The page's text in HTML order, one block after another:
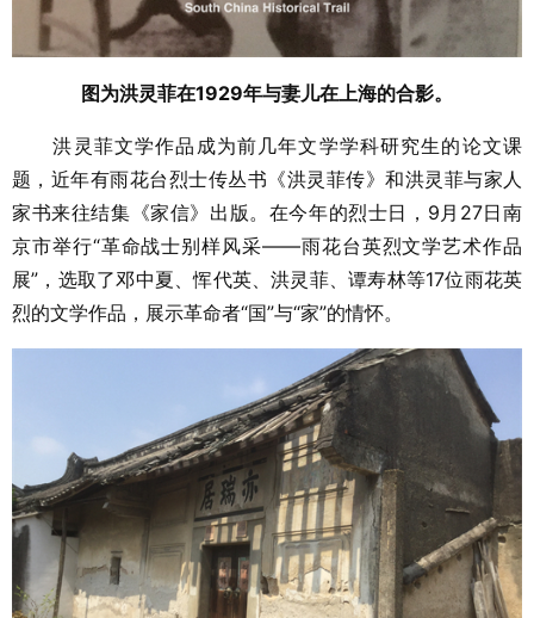
图为洪灵菲在1929年与妻儿在上海的合影。
洪灵菲文学作品成为前几年文学学科研究生的论文课
题，近年有雨花台烈士传丛书《洪灵菲传》和洪灵菲与家人
家书来往结集《家信》出版。在今年的烈士日，9月27日南
京市举行“革命战士别样风采——雨花台英烈文学艺术作品
展”，选取了邓中夏、恽代英、洪灵菲、谭寿林等17位雨花英
烈的文学作品，展示革命者“国”与“家”的情怀。